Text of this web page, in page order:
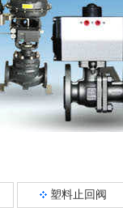
塑料止回阀